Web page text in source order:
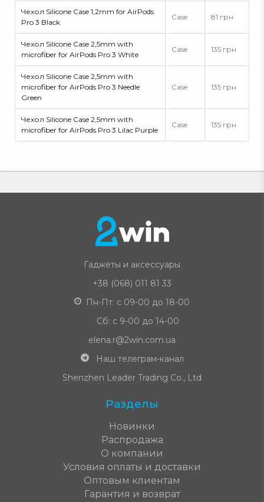
Чехол Silicone Case 1,2mm for AirPods
Pro 3 Black
Case 81 грн
Чехол Silicone Case 2,5mm with
microfiber for AirPods Pro 3 White
Case 135 грн
Чехол Silicone Case 2,5mm with
microfiber for AirPods Pro 3 Needle
Green
Case 135 грн
Чехол Silicone Case 2,5mm with
microfiber for AirPods Pro 3 Lilac Purple
Case 135 грн
Гаджеты и аксессуары
+38 (068) 011 81 33
Пн-Пт: с 09-00 до 18-00
Сб: с 9-00 до 14-00
elena.r@2win.com.ua
Наш телеграм-канал
Shenzhen Leader Trading Co., Ltd
Разделы
Новинки
Распродажа
О компании
Условия оплаты и доставки
Оптовым клиентам
Гарантия и возврат